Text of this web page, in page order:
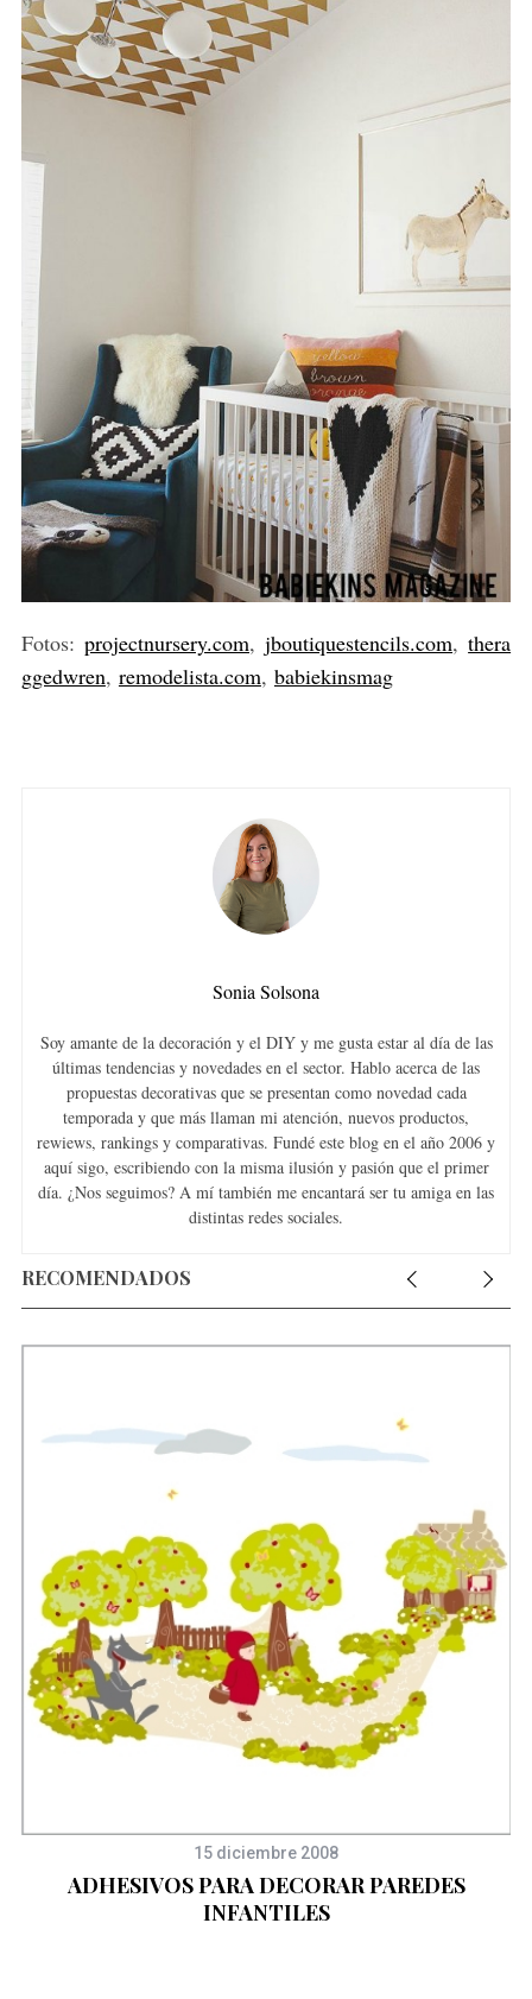
Fotos: projectnursery.com,jboutiquestencils.com,thera
ggedwren, remodelista.com, babiekinsmag
Sonia Solsona
Soy amante de la decoración y el DIY y me gusta estar al día de las
últimas tendencias y novedades en el sector. Hablo acerca de las
propuestas decorativas que se presentan como novedad cada
temporada y que más llaman mi atención, nuevos productos,
rewiews, rankings y comparativas. Fundé este blog en el año 2006 y
aquí sigo, escribiendo con la misma ilusión y pasión que el primer
día. ¿Nos seguimos? A mí también me encantará ser tu amiga en las
distintas redes sociales.
RECOMENDADOS
15 diciembre 2008
ADHESIVOS PARA DECORAR PAREDES
INFANTILES
e
c
o